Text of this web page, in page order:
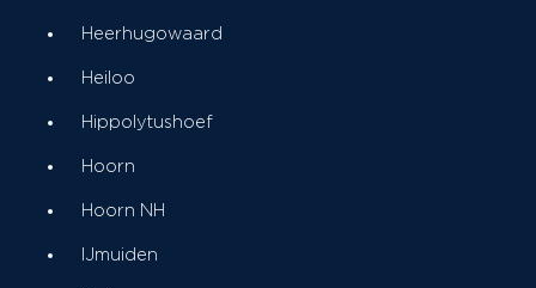
Heerhugowaard
Heiloo
Hippolytushoef
Hoorn
Hoorn NH
IJmuiden